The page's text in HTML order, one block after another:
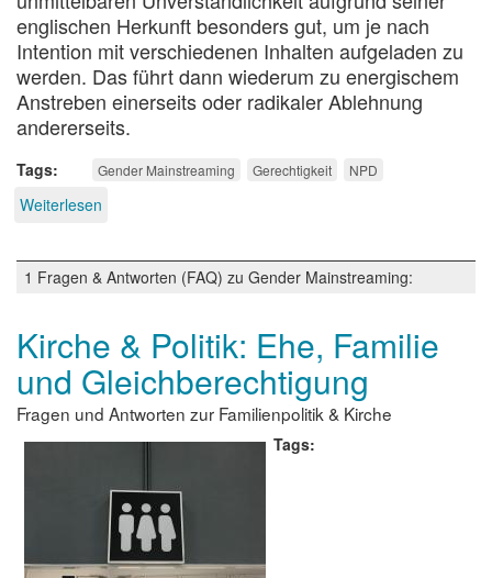
englischen Herkunft besonders gut, um je nach
Intention mit verschiedenen Inhalten aufgeladen zu
werden. Das führt dann wiederum zu energischem
Anstreben einerseits oder radikaler Ablehnung
andererseits.
Tags Gender Mainstreaming Gerechtigkeit NPD
Weiterlesen
Männern
und
aber
wie?
1 Fragen & Antworten (FAQ) zu Gender Mainstreaming:
Kirche & Politik: Ehe, Familie
und Gleichberechtigung
Fragen und Antworten zur Familienpolitik & Kirche
Tags